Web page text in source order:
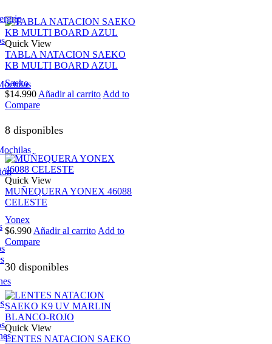
Quick View
TABLA NATACION SAEKO
KB MULTI BOARD AZUL
Saeko
$14.990 Añadir al carrito Add to
Compare
8 disponibles
Quick View
MUÑEQUERA YONEX 46088
CELESTE
Yonex
$6.990 Añadir al carrito Add to
Compare
30 disponibles
Quick View
LENTES NATACION SAEKO